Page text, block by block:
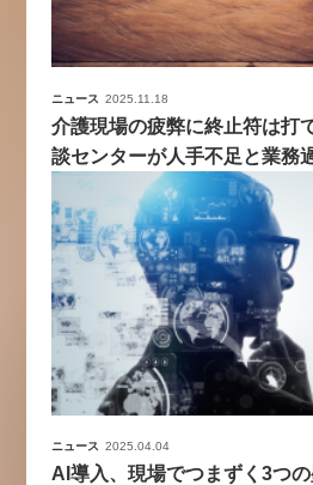
ニュース 2025.11.18
介護現場の疲弊に終止符は打
談センターが人手不足と業務
ニュース 2025.04.04
AI導入、現場でつまずく3つ